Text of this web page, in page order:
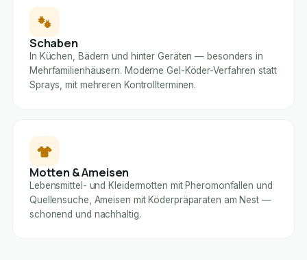
Schaben
In Küchen, Bädern und hinter Geräten — besonders in
Mehrfamilienhäusern. Moderne Gel-Köder-Verfahren statt
Sprays, mit mehreren Kontrollterminen.
Motten & Ameisen
Lebensmittel- und Kleidermotten mit Pheromonfallen und
Quellensuche, Ameisen mit Köderpräparaten am Nest —
schonend und nachhaltig.